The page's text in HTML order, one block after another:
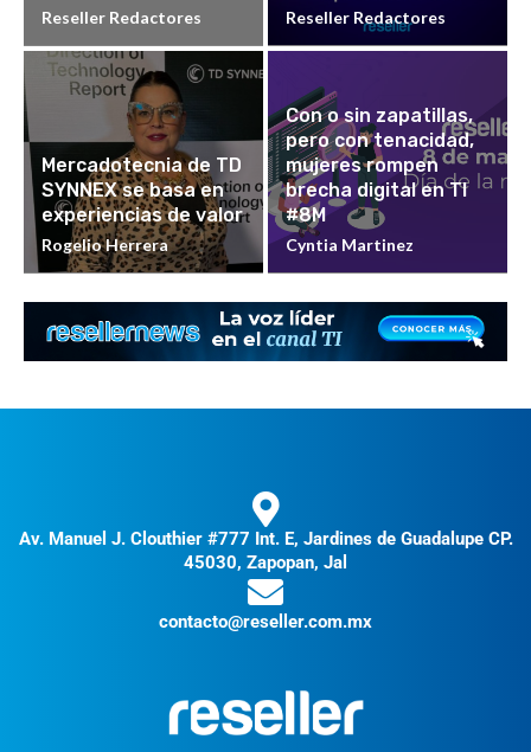
Reseller Redactores Reseller Redactores
Mercadotecnia de TD
SYNNEX se basa en
experiencias de valor
Rogelio Herrera
Con o sin zapatillas,
pero con tenacidad,
mujeres rompen
brecha digital en TI
#8M
Cyntia Martinez
Av. Manuel J. Clouthier #777 Int. E, Jardines de Guadalupe CP.
45030, Zapopan, Jal
contacto@reseller.com.mx